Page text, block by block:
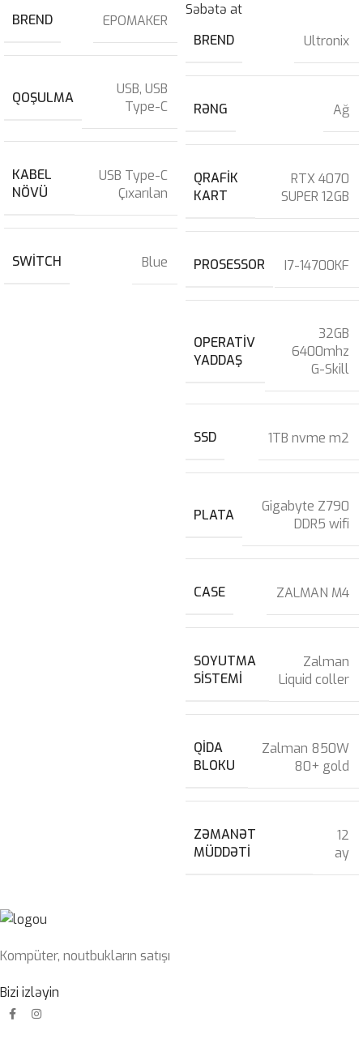
BREND
EPOMAKER
QOŞULMA USB, USB
Type-C
KABEL
NÖVÜ
USB Type-C
Çıxarılan
SWITCH Blue
Səbətə at
BREND
Ultronix
RƏNG Ağ
QRAFIK
KART
RTX 4070
SUPER 12GB
PROSESSOR I7-14700KF
OPERATIV
YADDAŞ
32GB
6400mhz
G-Skill
SSD 1TB nvme m2
PLATA
Gigabyte Z790
DDR5 wifi
CASE ZALMAN M4
SOYUTMA
SISTEMI
Zalman
Liquid coller
QIDA
BLOKU
Zalman 850W
80+ gold
ZƏMANƏT
MÜDDƏTI
12
ay
Kompüter, noutbukların satışı
Bizi izləyin